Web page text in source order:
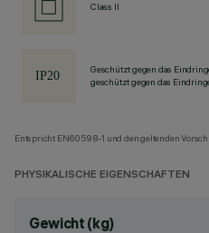
Class II
Geschützt gegen das
geschützt gegen das
Entspricht EN60598-1 und den geltenden
PHYSIKALISCHE EIGENSCHAFTEN
Gewicht (kg)